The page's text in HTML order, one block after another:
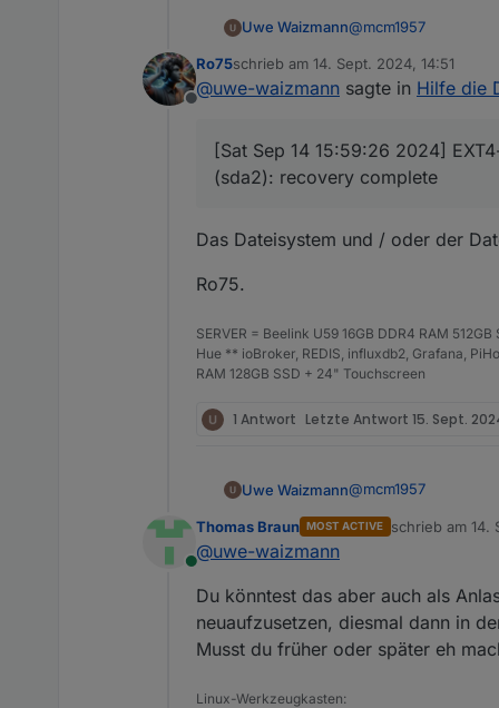
e   4,0 KiB [
0,0   B [
.   0,0   B [
0,0   B [
@   0,0   B [
@   0,0   B [
unknown
RAM
7.63 GB
System-Betriebszeit
Node.js
v20.17.0
time
-120
0
Datenträgergröße
14.25 GB
798.62 MB
/opt/iobroker/
Betriebszeit
00:28:58
Uwe Waizmann@mcm1957
iob diag has finished.
Offline
Ro75schrieb am 14. Sept. 2024, 14:51
zuletzt editiert von
@uwe-waizmann sagte in Hilfe die
[Sat Sep 14 15:59:26 2024]
(sda2): recovery complete
Das Dateisystem und / oder der
Ro75.
SERVER = Beelink U59 16GB DDR4 RAM
Hue ** ioBroker, REDIS, influxdb2, Grafana,
RAM 128GB SSD + 24" Touchscreen
1 Antwort Letzte Antwort 15. Sept.
Uwe Waizmann@mcm1957
iob diag has finished.
Online
Thomas Braun MOST ACTIVE schrieb am 14.
zuletzt editiert
@uwe-waizmann
Du könntest das aber auch als
neuaufzusetzen, diesmal dann in
Musst du früher oder später eh
Linux-Werkzeugkasten: